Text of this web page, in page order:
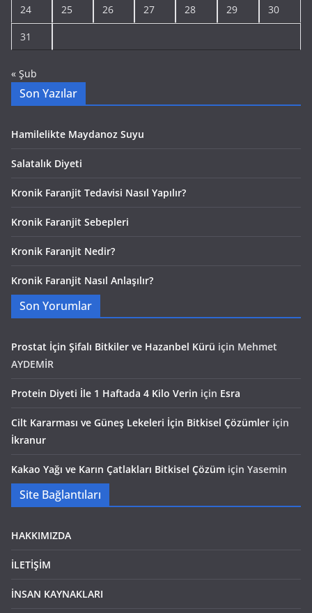
24 25 26 27 28 29 30
31
« Şub
Son Yazılar
Hamilelikte Maydanoz Suyu
Salatalık Diyeti
Kronik Faranjit Tedavisi Nasıl Yapılır?
Kronik Faranjit Sebepleri
Kronik Faranjit Nedir?
Kronik Faranjit Nasıl Anlaşılır?
Son Yorumlar
Prostat İçin Şifalı Bitkiler ve Hazanbel Kürü için Mehmet
AYDEMİR
Protein Diyeti İle 1 Haftada 4 Kilo Verin için Esra
Cilt Kararması ve Güneş Lekeleri İçin Bitkisel Çözümler için
İkranur
Kakao Yağı ve Karın Çatlakları Bitkisel Çözüm için Yasemin
Site Bağlantıları
HAKKIMIZDA
İLETİŞİM
İNSAN KAYNAKLARI